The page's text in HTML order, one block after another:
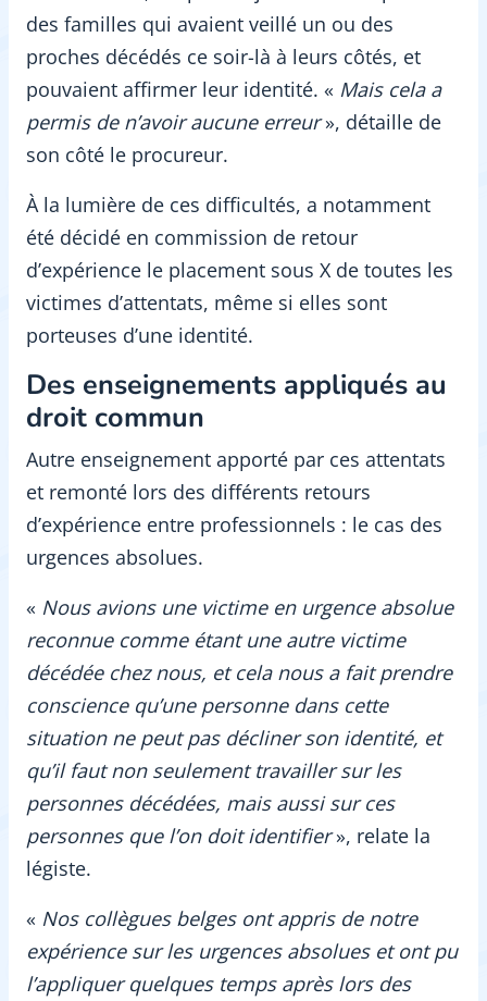
des familles qui avaient veillé un ou des
proches décédés ce soir-là à leurs côtés, et
pouvaient affirmer leur identité. « Mais cela a
permis de n’avoir aucune erreur», détaille de
son côté le procureur.
À la lumière de ces difficultés, a notamment
été décidé en commission de retour
d’expérience le placement sous X de toutes les
victimes d’attentats, même si elles sont
porteuses d’une identité.
Des enseignements appliqués au
droit commun
Autre enseignement apporté par ces attentats
et remonté lors des différents retours
d’expérience entre professionnels : le cas des
urgences absolues.
« Nous avions une victime en urgence absolue
reconnue comme étant une autre victime
décédée chez nous, et cela nous a fait prendre
conscience qu’une personne dans cette
situation ne peut pas décliner son identité, et
qu’il faut non seulement travailler sur les
personnes décédées, mais aussi sur ces
personnes que l’on doit identifier», relate la
légiste.
« Nos collègues belges ont appris de notre
expérience sur les urgences absolues et ont pu
l’appliquer quelques temps après lors des